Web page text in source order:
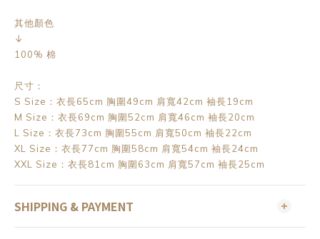
其他顏色
↓
100% 棉
尺寸：
S Size：衣長65cm 胸圍49cm 肩寬42cm 袖長19cm
M Size：衣長69cm 胸圍52cm 肩寬46cm 袖長20cm
L Size：衣長73cm 胸圍55cm 肩寬50cm 袖長22cm
XL Size：衣長77cm 胸圍58cm 肩寬54cm 袖長24cm
XXL Size：衣長81cm 胸圍63cm 肩寬57cm 袖長25cm
SHIPPING & PAYMENT